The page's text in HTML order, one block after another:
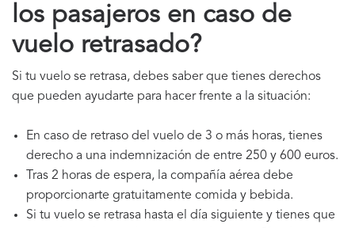
los pasajeros en caso de
vuelo retrasado?
Si tu vuelo se retrasa, debes saber que tienes derechos
que pueden ayudarte para hacer frente a la situación:
En caso de retraso del vuelo de 3 o más horas, tienes
derecho a una indemnización de entre 250 y 600 euros.
Tras 2 horas de espera, la compañía aérea debe
proporcionarte gratuitamente comida y bebida.
Si tu vuelo se retrasa hasta el día siguiente y tienes que